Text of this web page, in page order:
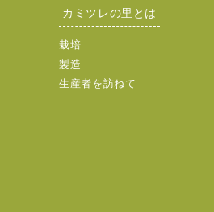
カミツレの里とは
栽培
製造
生産者を訪ねて